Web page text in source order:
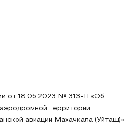
от 18.05.2023 № 313-П «Об
территории
авиации Махачкала (Уйташ)»